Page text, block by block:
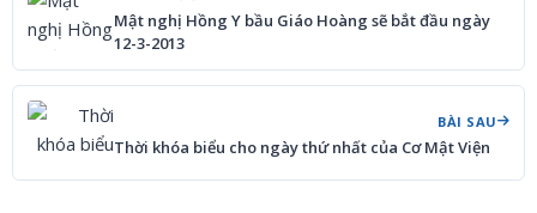
Mật nghị Hồng Y bầu Giáo Hoàng sẽ bắt đầu ngày
12-3-2013
BÀI SAU
Thời khóa biểu cho ngày thứ nhất của Cơ Mật Viện